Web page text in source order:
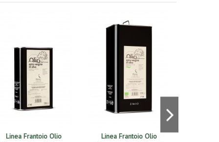
Linea Frantoio Olio
Linea Frantoio Olio